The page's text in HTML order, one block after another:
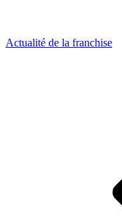
Actualité de la franchise